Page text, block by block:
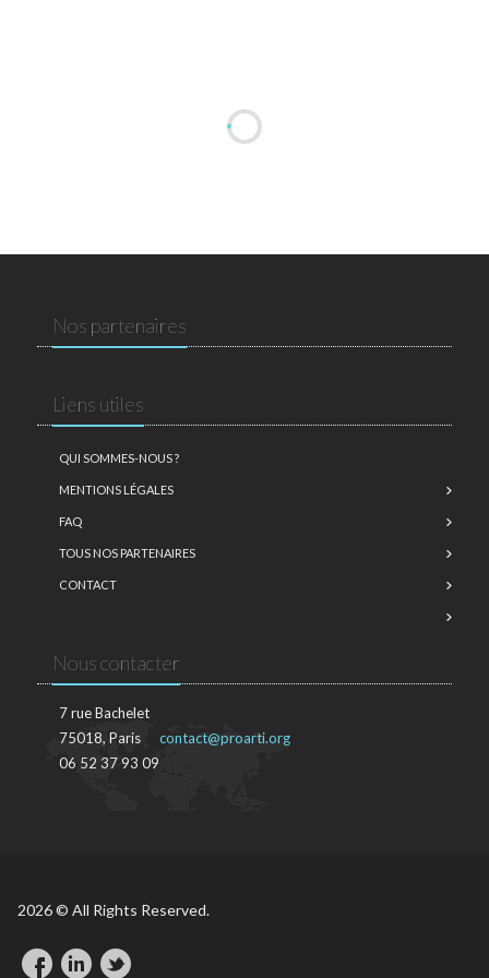
Nos partenaires
Liens utiles
QUI SOMMES-NOUS ?
MENTIONS LÉGALES
FAQ
TOUS NOS PARTENAIRES
CONTACT
Nous contacter
7 rue Bachelet
75018, Paris
06 52 37 93 09
contact@proarti.org
2026 © All Rights Reserved.